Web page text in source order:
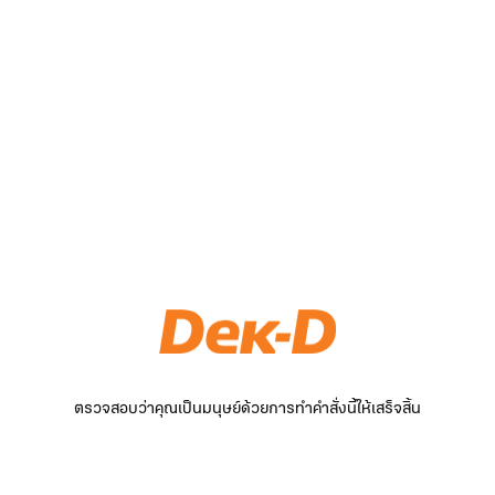
ตรวจสอบว่าคุณเป็นมนุษย์ด้วยการทำคำสั่งนี้ให้เสร็จสิ้น